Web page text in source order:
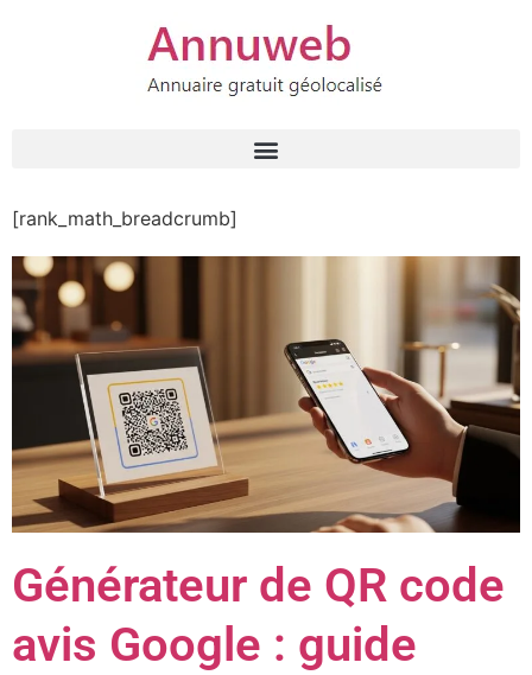
[rank_math_breadcrumb]
Générateur de QR code
avis Google : guide